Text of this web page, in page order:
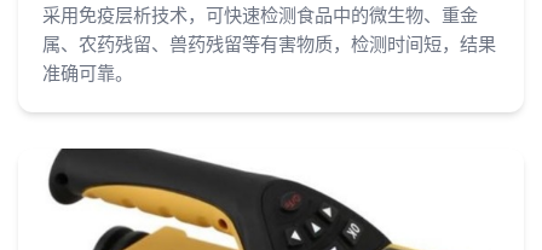
采用免疫层析技术，可快速检测食品中的微生物、重金
属、农药残留、兽药残留等有害物质，检测时间短，结果
准确可靠。